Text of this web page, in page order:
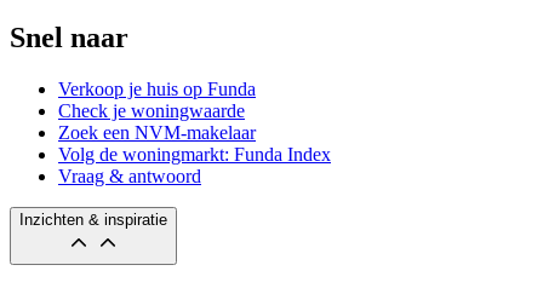
Snel naar
Verkoop je huis op Funda
Check je woningwaarde
Zoek een NVM-makelaar
Volg de woningmarkt: Funda Index
Vraag & antwoord
Inzichten & inspiratie